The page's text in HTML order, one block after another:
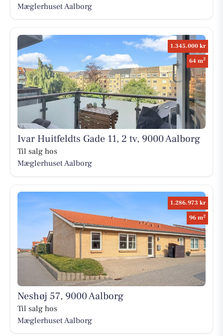
Mæglerhuset Aalborg
1.345.000 kr
64 m2
Ivar Huitfeldts Gade 11, 2 tv, 9000 Aalborg
Til salg hos
Mæglerhuset Aalborg
1.286.973 kr
96 m2
Neshøj 57, 9000 Aalborg
Til salg hos
Mæglerhuset Aalborg